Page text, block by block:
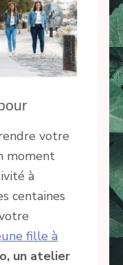
votre
moment
à
centaines
fille à
un atelier